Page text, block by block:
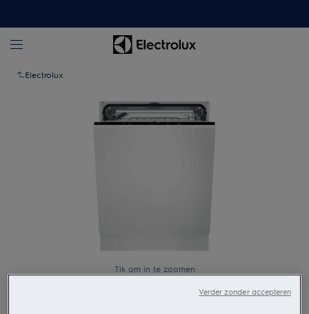
Electrolux
Tik om in te zoomen
Verder zonder accepteren